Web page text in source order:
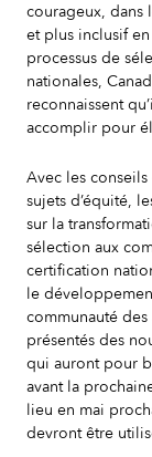
courageux, dans
et plus inclusif
processus de
nationales,
reconnaissent
accomplir pour
Avec les
sujets d’équité,
sur la
sélection aux
certification
le
communauté
présentés des
qui auront pour
avant la
lieu en mai
devront être